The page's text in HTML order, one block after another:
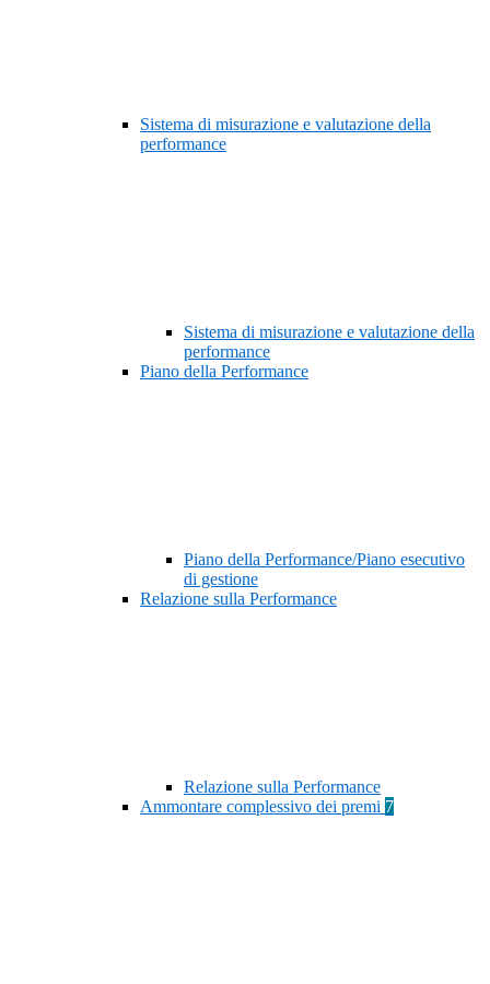
Sistema di misurazione e valutazione della
performance
Sistema di misurazione e valutazione della
performance
Piano della Performance
Piano della Performance/Piano esecutivo
di gestione
Relazione sulla Performance
Relazione sulla Performance
Ammontare complessivo dei premi 7